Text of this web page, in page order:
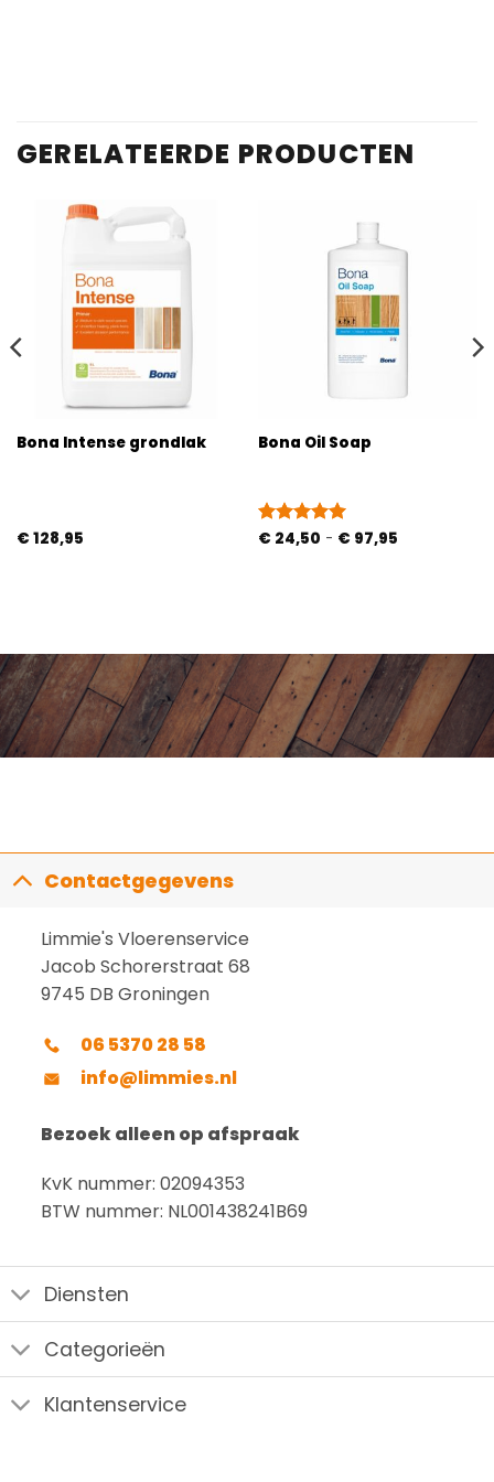
GERELATEERDE PRODUCTEN
Bona Intense grondlak
€ 128,95
Bona Oil Soap
Gewaardeerd
€ 24,50 - € 97,95Prijsklasse:
Contactgegevens
Limmie's Vloerenservice
Jacob Schorerstraat 68
9745 DB Groningen
06 5370 28 58
info@limmies.nl
Bezoek alleen op afspraak
KvK nummer: 02094353
BTW nummer: NL001438241B69
Diensten
Categorieën
Klantenservice